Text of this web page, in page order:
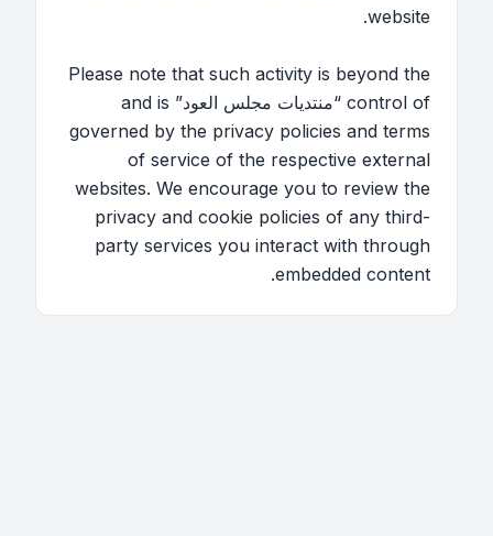
website.
Please note that such activity is beyond the
control of “منتديات مجلس العود” and is
governed by the privacy policies and terms
of service of the respective external
websites. We encourage you to review the
privacy and cookie policies of any third-
party services you interact with through
embedded content.